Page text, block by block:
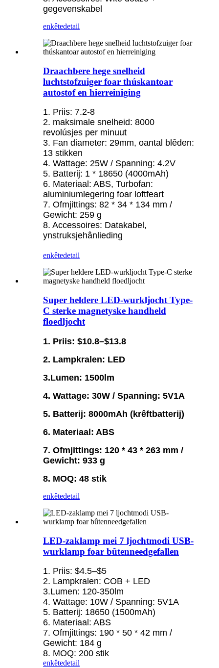
gegevenskabel
enkêtedetail
Draachbere hege snelheid
luchtstofzuiger foar thúskantoar
autostof en hierreiniging
1. Priis: 7.2-8
2. maksimale snelheid: 8000
revolúsjes per minuut
3. Fan diameter: 29mm, oantal blêden:
13 stikken
4. Wattage: 25W / Spanning: 4.2V
5. Batterij: 1 * 18650 (4000mAh)
6. Materiaal: ABS, Turbofan:
aluminiumlegering foar loftfeart
7. Ofmjittings: 82 * 34 * 134 mm /
Gewicht: 259 g
8. Accessoires: Datakabel,
ynstruksjehânlieding
enkêtedetail
Super heldere LED-wurkljocht Type-
C sterke magnetyske handheld
floedljocht
1. Priis: $10.8–$13.8
2. Lampkralen: LED
3.Lumen: 1500lm
4. Wattage: 30W / Spanning: 5V1A
5. Batterij: 8000mAh (krêftbatterij)
6. Materiaal: ABS
7. Ofmjittings: 120 * 43 * 263 mm /
Gewicht: 933 g
8. MOQ: 48 stik
enkêtedetail
LED-zaklamp mei 7 ljochtmodi USB-
wurklamp foar bûtenneedgefallen
1. Priis: $4.5–$5
2. Lampkralen: COB + LED
3.Lumen: 120-350lm
4. Wattage: 10W / Spanning: 5V1A
5. Batterij: 18650 (1500mAh)
6. Materiaal: ABS
7. Ofmjittings: 190 * 50 * 42 mm /
Gewicht: 184 g
8. MOQ: 200 stik
enkêtedetail